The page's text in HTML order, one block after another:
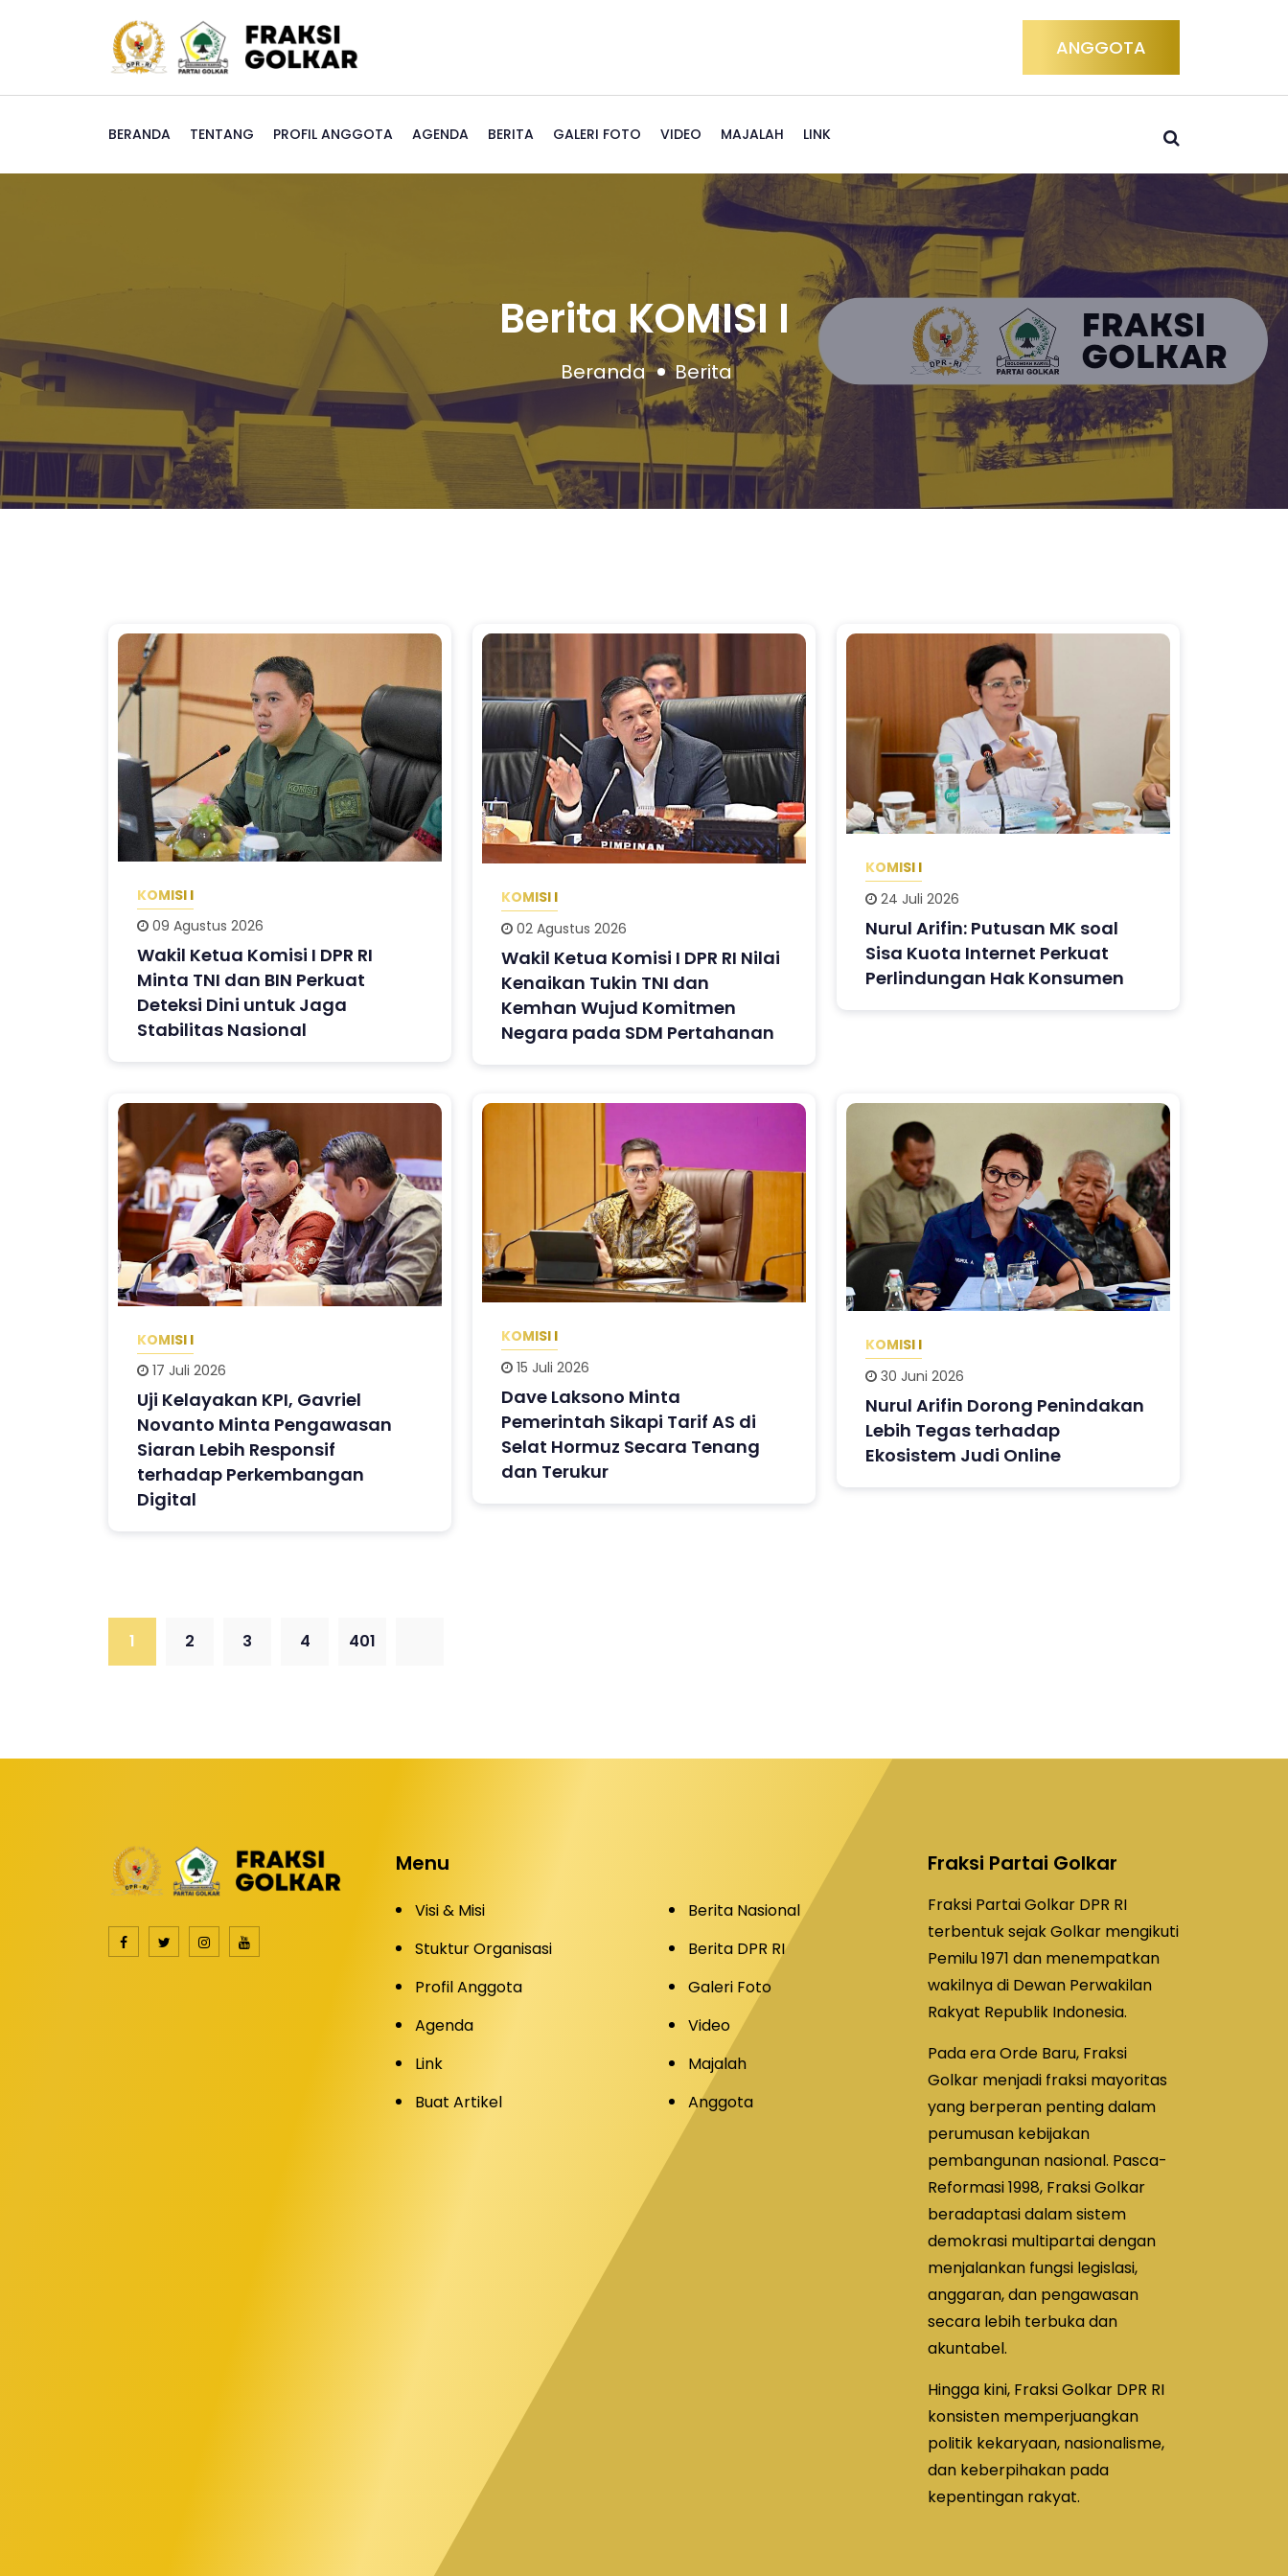
ANGGOTA
BERANDA TENTANG PROFIL ANGGOTA AGENDA BERITA GALERI FOTO VIDEO MAJALAH LINK
Berita KOMISI I
Beranda Berita
KOMISI I
09 Agustus 2026
Wakil Ketua Komisi I DPR RI
Minta TNI dan BIN Perkuat
Deteksi Dini untuk Jaga
Stabilitas Nasional
KOMISI I
02 Agustus 2026
Wakil Ketua Komisi I DPR RI Nilai
Kenaikan Tukin TNI dan
Kemhan Wujud Komitmen
Negara pada SDM Pertahanan
KOMISI I
24 Juli 2026
Nurul Arifin: Putusan MK soal
Sisa Kuota Internet Perkuat
Perlindungan Hak Konsumen
KOMISI I
17 Juli 2026
Uji Kelayakan KPI, Gavriel
Novanto Minta Pengawasan
Siaran Lebih Responsif
terhadap Perkembangan
Digital
KOMISI I
15 Juli 2026
Dave Laksono Minta
Pemerintah Sikapi Tarif AS di
Selat Hormuz Secara Tenang
dan Terukur
KOMISI I
30 Juni 2026
Nurul Arifin Dorong Penindakan
Lebih Tegas terhadap
Ekosistem Judi Online
1 2 3 4 401
Menu
Visi & Misi
Stuktur Organisasi
Profil Anggota
Agenda
Link
Buat Artikel
Berita Nasional
Berita DPR RI
Galeri Foto
Video
Majalah
Anggota
Fraksi Partai Golkar
Fraksi Partai Golkar DPR RI
terbentuk sejak Golkar mengikuti
Pemilu 1971 dan menempatkan
wakilnya di Dewan Perwakilan
Rakyat Republik Indonesia.
Pada era Orde Baru, Fraksi
Golkar menjadi fraksi mayoritas
yang berperan penting dalam
perumusan kebijakan
pembangunan nasional. Pasca-
Reformasi 1998, Fraksi Golkar
beradaptasi dalam sistem
demokrasi multipartai dengan
menjalankan fungsi legislasi,
anggaran, dan pengawasan
secara lebih terbuka dan
akuntabel.
Hingga kini, Fraksi Golkar DPR RI
konsisten memperjuangkan
politik kekaryaan, nasionalisme,
dan keberpihakan pada
kepentingan rakyat.